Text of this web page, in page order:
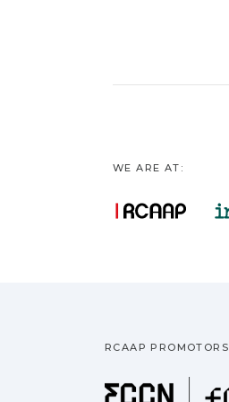
WE ARE AT:
RCAAP PROMOTORS